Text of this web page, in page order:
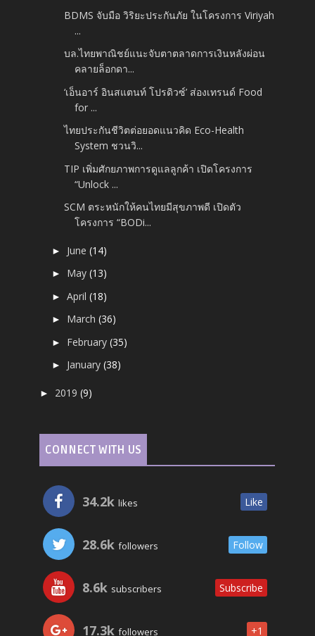
BDMS จับมือ วิริยะประกันภัย ในโครงการ Viriyah
...
บล.ไทยพาณิชย์แนะจับตาตลาดการเงินหลังผ่อน
คลายล็อกดา...
‘เอ็นอาร์ อินสแตนท์ โปรดิวซ์’ ส่องเทรนด์ Food
for ...
ไทยประกันชีวิตต่อยอดแนวคิด Eco-Health
System ชวนวิ...
TIP เพิ่มศักยภาพการดูแลลูกค้า เปิดโครงการ
“Unlock ...
SCM ตระหนักให้คนไทยมีสุขภาพดี เปิดตัว
โครงการ “BODi...
► June(14)
► May(13)
►April(18)
► March(36)
► February(35)
► January(38)
► 2019(9)
CONNECT WITH US
34.2k likes Like
28.6k followers Follow
8.6k subscribers Subscribe
17.3k followers +1